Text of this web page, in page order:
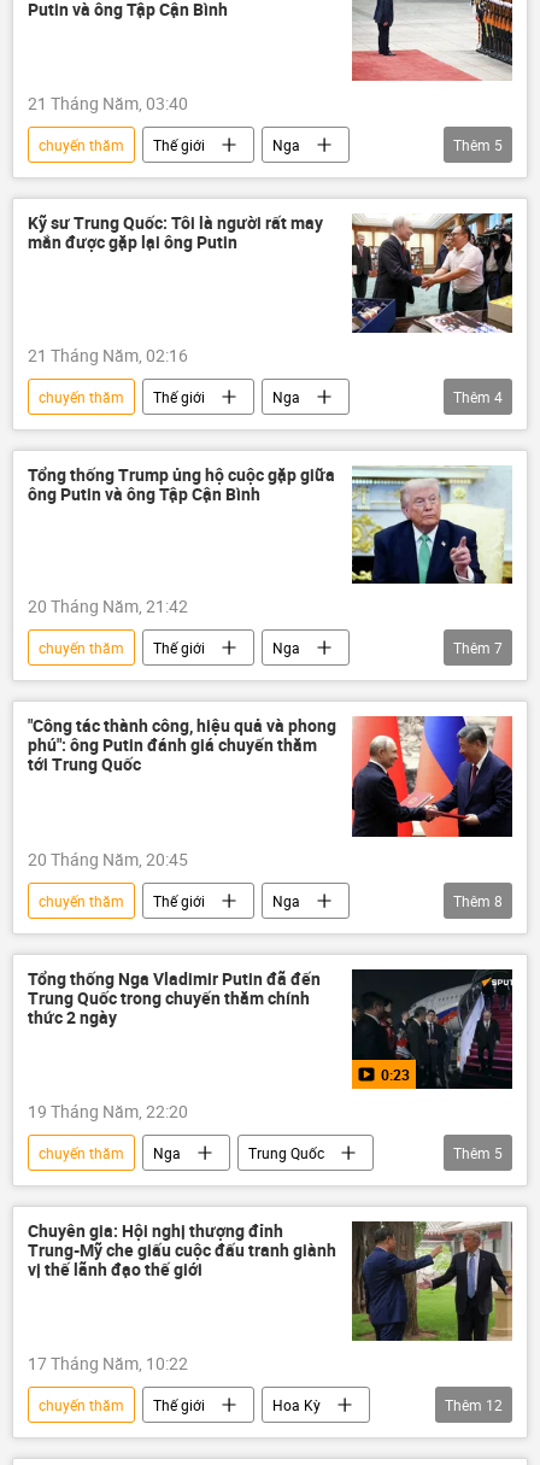
Putin và ông Tập Cận Bình
21 Tháng Năm, 03:40
chuyến thăm Thế giới
Nga
Vladimir Putin
Trung Quốc
Tập Cận Bình
quan hệ quốc tế
Chính trị
Thêm 5
Kỹ sư Trung Quốc: Tôi là người rất may
mắn được gặp lại ông Putin
21 Tháng Năm, 02:16
chuyến thăm Thế giới
Nga
Vladimir Putin
Trung Quốc
Moskva
may mắn
Thêm 4
Tổng thống Trump ủng hộ cuộc gặp giữa
ông Putin và ông Tập Cận Bình
20 Tháng Năm, 21:42
chuyến thăm Thế giới
Nga
Vladimir Putin
Trung Quốc
Tập Cận Bình
Hoa Kỳ
Donald Trump
ngoại giao
Thêm 7
"Công tác thành công, hiệu quả và phong
phú": ông Putin đánh giá chuyến thăm
tới Trung Quốc
20 Tháng Năm, 20:45
chuyến thăm Thế giới
Nga
Vladimir Putin
Trung Quốc
Tập Cận Bình
Chủ tịch nước
quan hệ
ngoại giao
Chính trị
Thêm 8
Tổng thống Nga Vladimir Putin đã đến
Trung Quốc trong chuyến thăm chính
thức 2 ngày
0:23
19 Tháng Năm, 22:20
chuyến thăm Nga
Trung Quốc
Vladimir Putin
Chính trị
Thế giới
Tập Cận Bình
Video
Thêm 5
Chuyên gia: Hội nghị thượng đỉnh
Trung-Mỹ che giấu cuộc đấu tranh giành
vị thế lãnh đạo thế giới
17 Tháng Năm, 10:22
chuyến thăm Thế giới
Hoa Kỳ
Tổng thống Mỹ
Donald Trump
Thêm 12